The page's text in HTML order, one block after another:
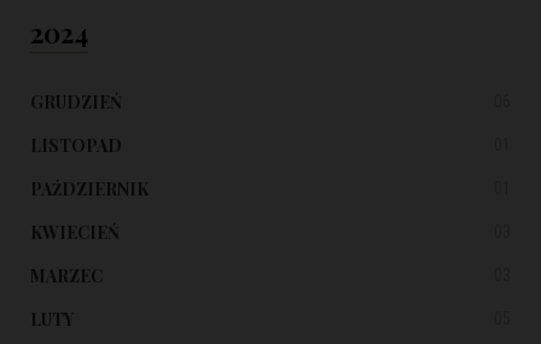
2024
GRUDZIEŃ
LISTOPAD
PAŹDZIERNIK
KWIECIEŃ
MARZEC
LUTY